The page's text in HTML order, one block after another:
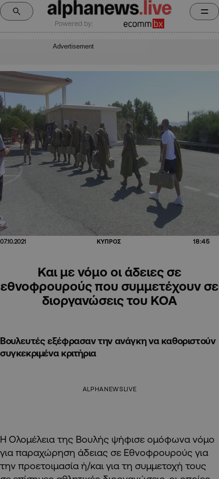
Powered by:
Advertisement
07.10.2021 ΚΥΠΡΟΣ 18:45
Και με νόμο οι άδειες σε
εθνοφρουρούς που συμμετέχουν σε
διοργανώσεις του ΚΟΑ
Βουλευτές εξέφρασαν την ανάγκη να καθοριστούν
συγκεκριμένα κριτήρια
ALPHANEWSLIVE
Η Ολομέλεια της Βουλής ψήφισε ομόφωνα νόμο
για παραχώρηση άδειας σε Εθνοφρουρούς για
την προετοιμασία ή/και για τη συμμετοχή τους